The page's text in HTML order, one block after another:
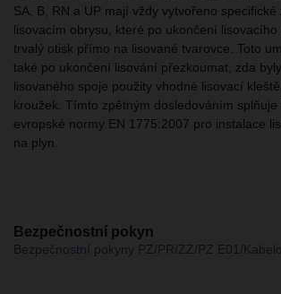
SA, B, RN a UP mají vždy vytvořeno
lisovacím obrysu, které po ukončení lisovacího
trvalý otisk přímo na lisované tvarovce. Toto
také po ukončení lisování přezkoumat, zda
lisovaného spoje použity vhodné lisovací
kroužek. Tímto zpětným dosledováním
evropské normy EN 1775:2007 pro instalace
na plyn.
Bezpečnostní pokyn
Bezpečnostní pokyny PZ/PR/ZZ/PZ E01/